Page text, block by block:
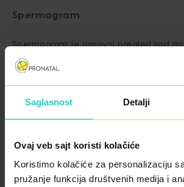
Saglasnost Detalji
Ovaj veb sajt koristi kolačiće
Koristimo kolačiće za personalizaciju
pružanje funkcija društvenih medija i
Spermogram
Spermogram je osnovni pregled kod
Neplodnost kod muškaraca može da
maloj zapremini ejakulata, malom
menjaju. To znači da iz jednog